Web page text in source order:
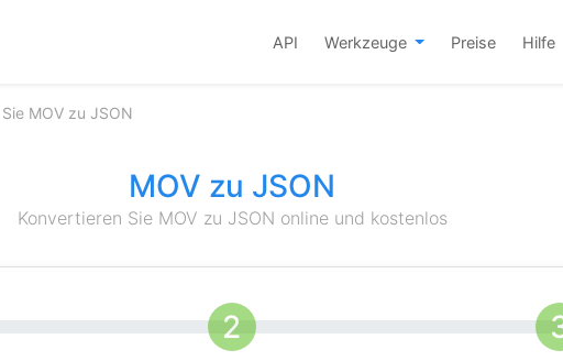
API Werkzeuge Preise Hilfe
MOV zu JSON
MOV zu JSON
Konvertieren Sie MOV zu JSON online und kostenlos